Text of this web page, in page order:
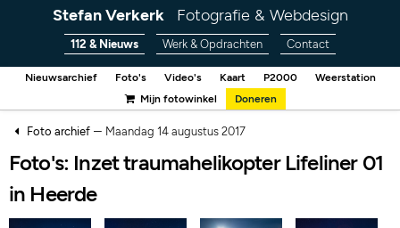
Stefan Verkerk Fotografie & Webdesign
112 & Nieuws Werk & Opdrachten Contact
Nieuwsarchief Foto's Video's Kaart P2000
Weerstation
Mijn fotowinkel
Doneren
Foto archief– Maandag 14 augustus 2017
Foto's: Inzet traumahelikopter Lifeliner 01
in Heerde